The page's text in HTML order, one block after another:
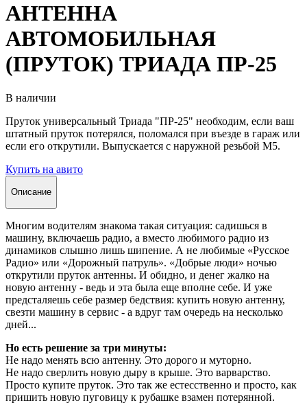
АНТЕННА
АВТОМОБИЛЬНАЯ
(ПРУТОК) ТРИАДА ПР-25
В наличии
Пруток универсальный Триада "ПР-25" необходим, если ваш
штатный пруток потерялся, поломался при въезде в гараж или
если его открутили. Выпускается с наружной резьбой М5.
Купить на авито
Описание
Многим водителям знакома такая ситуация: садишься в
машину, включаешь радио, а вместо любимого радио из
динамиков слышно лишь шипение. А не любимые «Русское
Радио» или «Дорожный патруль». «Добрые люди» ночью
открутили пруток антенны. И обидно, и денег жалко на
новую антенну - ведь и эта была еще вполне себе. И уже
предсталяешь себе размер бедствия: купить новую антенну,
свезти машину в сервис - а вдруг там очередь на несколько
дней...
Но есть решение за три минуты:
Не надо менять всю антенну. Это дорого и муторно.
Не надо сверлить новую дыру в крыше. Это варварство.
Просто купите пруток. Это так же естесственно и просто, как
пришить новую пуговицу к рубашке взамен потерянной.